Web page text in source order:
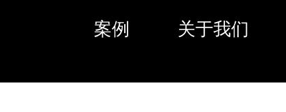
案例 关于我们